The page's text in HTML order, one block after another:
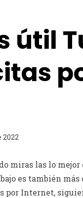
útil
miras las lo mejor
es también
por Internet,